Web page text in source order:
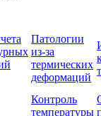
Патологии
из-за
термических
деформаций
Контроль
температуры